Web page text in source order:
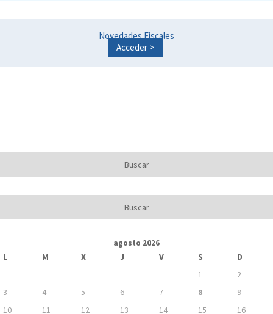
Novedades Fiscales
Acceder >
agosto 2026
L M X J V S
D
1
2
3
4 5 6 7 8
9
10
11 12 13 14 15
16